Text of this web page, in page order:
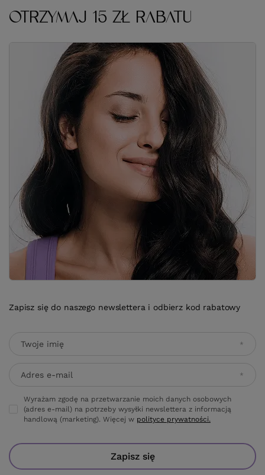
plastikowych opakowań . Sprawia to, że tego rodzaju
produkty doskonale wpisują się w ideologięzero waste
OTRZYMAJ 15 ZŁ RABATU
Zapisz się do naszego newslettera i odbierz kod rabatowy
Twoje imię
Adres e-mail
Wyrażam zgodę na przetwarzanie moich danych osobowych
(adres e-mail) na potrzeby wysyłki newslettera z informacją
handlową (marketing). Więcej w polityce prywatności.
Zapisz się